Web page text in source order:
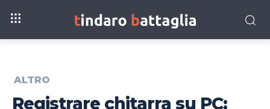
ALTRO
Registrare chitarra su PC: